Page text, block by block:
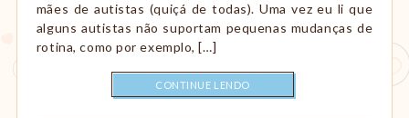
mães de autistas (quiçá de todas). Uma vez eu li que
alguns autistas não suportam pequenas mudanças de
rotina, como por exemplo, […]
CONTINUE LENDO